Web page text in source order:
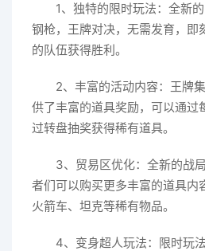
1、独特的限时玩法：全新
钢枪，王牌对决，无需发育，即
的队伍获得胜利。
2、丰富的活动内容：王牌
供了丰富的道具奖励，可以通过
过转盘抽奖获得稀有道具。
3、贸易区优化：全新的战
者们可以购买更多丰富的道具内
火箭车、坦克等稀有物品。
4、变身超人玩法：限时玩